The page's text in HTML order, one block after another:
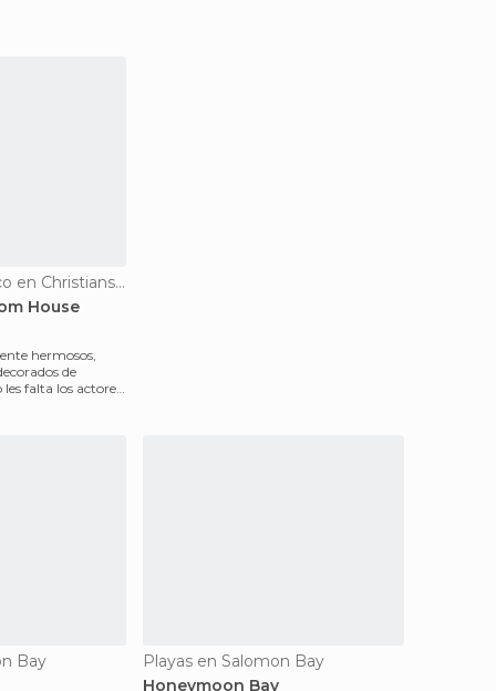
De interés turístico en Christiansted
House
hermosos,
de
les falta los actores
Bay
Playas en Salomon Bay
Honeymoon Bay